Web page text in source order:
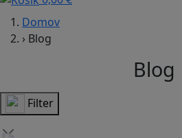
Domov
› Blog
Blog
Filter